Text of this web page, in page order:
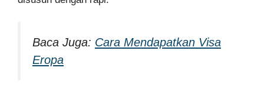
Baca Juga: Cara Mendapatkan Visa
Eropa